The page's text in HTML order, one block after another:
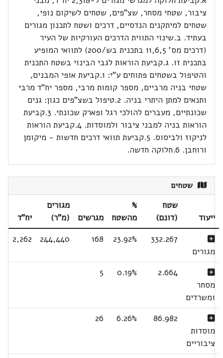
ציבור, שטחי מסחר, שצ"פים, שטחים לשיקום נופי,
שטחים למיתקנים הנדסיים, דרכים ושטח לתכנון מגורים
בעתיד. ב.שינוי התווית הדרכים העורקיות של העיר
(דרכים מס' 11,6,5 בתכנית בש/200) לתוואי המופיע
בתכנית זו. ג.קביעת הוראות לגבי הבינוי בשטח התכנית
והטיפול בשטחים פתוחים ע"י: 1.קביעת אופי המבנים,
שטחי בניה מרביים, מספר קומות מרבי, מספר יח"ד מרבי
ותנאים למתן היתרי בניה. 2.טיפול בשצ"פים כגון: גנים
שכונתיים, מעברים להולכי רגל ופארק שכונתי. 3.קביעת
הוראות בניה למבני ציבור ולמוסדות. 4.קביעת הוראות
לניקוז ולביסוס. 5.קביעת תוואי דרכים חדשות - מיקומן
ורוחבן. 6.חלוקה חדשה.
שטחים
ייעוד
שטח
(דונם)
%
מהשטח
מגרשים
מגורים
(מ"ר)
יח"ד
מגורים
332.267
23.92%
168
244,440
2,262
מסחר
ומשרדים
2.664
0.19%
5
מוסדות
ציבוריים
86.982
6.26%
26